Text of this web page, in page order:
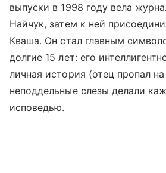
выпуски в 1998 году вела
Найчук, затем к ней
Кваша. Он стал главным
долгие 15 лет: его
личная история (отец пропал
неподдельные слезы делали
исповедью.